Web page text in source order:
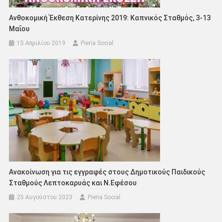
Ανθοκομική Έκθεση Κατερίνης 2019: Καπνικός Σταθμός, 3-13
Μαΐου
15 Απριλίου 2019 Pieria Social
Ανακοίνωση για τις εγγραφές στους Δημοτικούς Παιδικούς
Σταθμούς Λεπτοκαρυάς και Ν.Εφέσου
25 Αυγούστου 2023 Pieria Social